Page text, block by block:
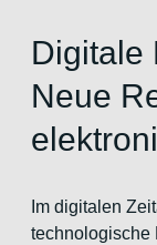
Digitale
Neue
Im digitalen
technologische